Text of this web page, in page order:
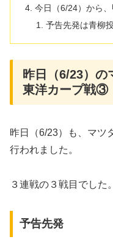
今日（6/24）から
予告先発は青柳
昨日（6/23）の
東洋カープ戦③
昨日（6/23）も、マツ
行われました。
３連戦の３戦目でした。
予告先発